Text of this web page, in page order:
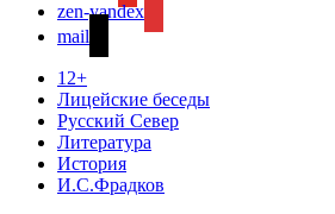
zen-yandex
mail
12+
Лицейские беседы
Русский Север
Литература
История
И.С.Фрадков